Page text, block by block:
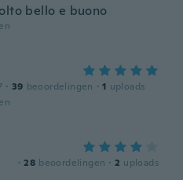
bello e buono
· 39 beoordelingen · 1 uploads
· 28 beoordelingen · 2 uploads